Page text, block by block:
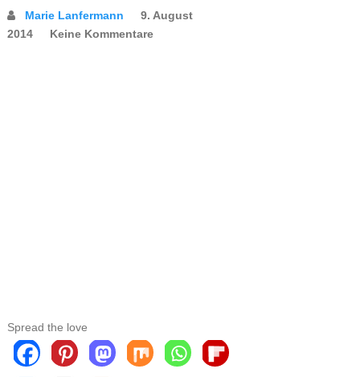
Marie Lanfermann
9. August
2014
Keine Kommentare
Spread the love